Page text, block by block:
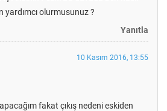
yardımcı olurmusunuz ?
Yanıtla
10 Kasım 2016, 13:55
fakat çıkış nedeni eskiden